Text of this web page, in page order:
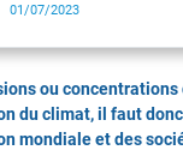
01/07/2023
ou
du climat, il faut
et des